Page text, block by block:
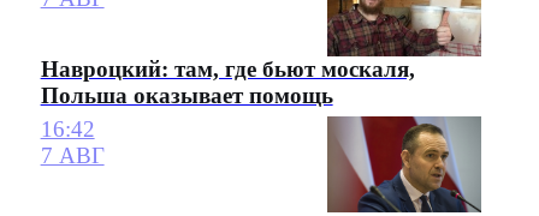
Навроцкий: там, где бьют москаля,
Польша оказывает помощь
16:42
7 АВГ